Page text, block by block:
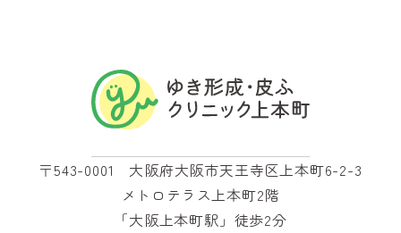
〒543-0001 大阪府大阪市天王寺区上本町6-2-3
メトロテラス上本町2階
「大阪上本町駅」徒歩2分